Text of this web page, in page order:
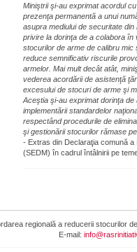
Miniştrii şi-au exprimat acordul
prezenţa permanentă a unui
asupra mediului de securitate
privire la dorinţa de a colabora
stocurilor de arme de calibru
reduce semnificativ riscurile
armelor. Mai mult decât atât,
vederea acordării de asistenţă
excesului de stocuri de arme şi
Aceştia şi-au exprimat dorinţa
implementării standardelor
respectând procedurile de
şi gestionării stocurilor rămase
- Extras din Declaraţia comună a
(SEDM) în cadrul întâlnirii pe
regională a reducerii stocurilor
E-mail: